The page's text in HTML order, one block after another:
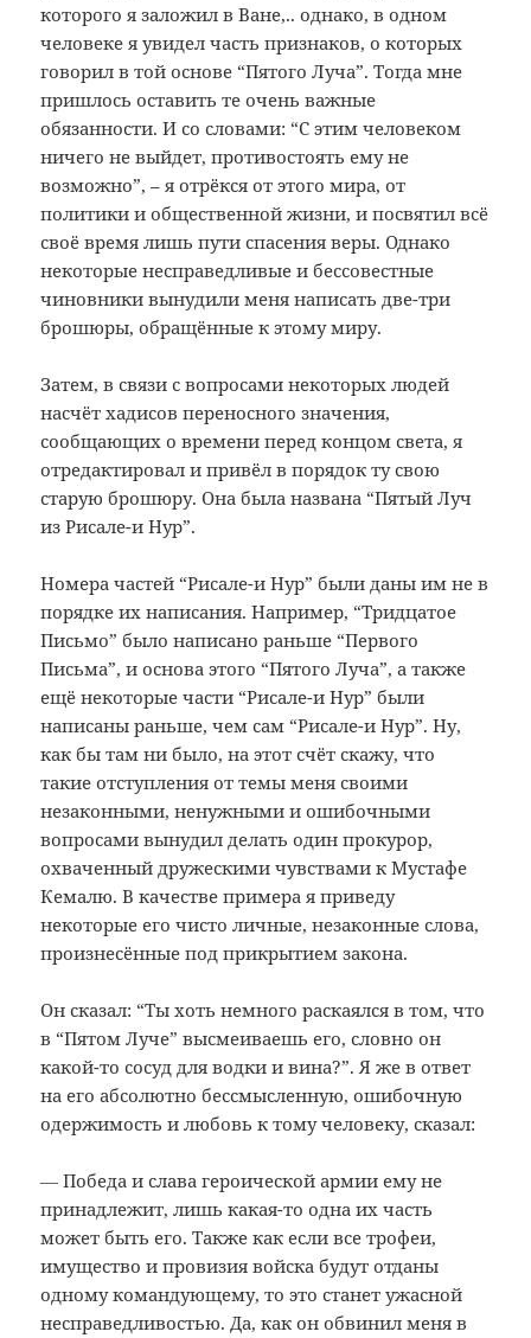
которого я заложил в Ване,.. однако, в одном
человеке я увидел часть признаков, о которых
говорил в той основе “Пятого Луча”. Тогда мне
пришлось оставить те очень важные
обязанности. И со словами: “С этим человеком
ничего не выйдет, противостоять ему не
возможно”, – я отрёкся от этого мира, от
политики и общественной жизни, и посвятил всё
своё время лишь пути спасения веры. Однако
некоторые несправедливые и бессовестные
чиновники вынудили меня написать две-три
брошюры, обращённые к этому миру.
Затем, в связи с вопросами некоторых людей
насчёт хадисов переносного значения,
сообщающих о времени перед концом света, я
отредактировал и привёл в порядок ту свою
старую брошюру. Она была названа “Пятый Луч
из Рисале-и Нур”.
Номера частей “Рисале-и Нур” были даны им не в
порядке их написания. Например, “Тридцатое
Письмо” было написано раньше “Первого
Письма”, и основа этого “Пятого Луча”, а также
ещё некоторые части “Рисале-и Нур” были
написаны раньше, чем сам “Рисале-и Нур”. Ну,
как бы там ни было, на этот счёт скажу, что
такие отступления от темы меня своими
незаконными, ненужными и ошибочными
вопросами вынудил делать один прокурор,
охваченный дружескими чувствами к Мустафе
Кемалю. В качестве примера я приведу
некоторые его чисто личные, незаконные слова,
произнесённые под прикрытием закона.
Он сказал: “Ты хоть немного раскаялся в том, что
в “Пятом Луче” высмеиваешь его, словно он
какой-то сосуд для водки и вина?”. Я же в ответ
на его абсолютно бессмысленную, ошибочную
одержимость и любовь к тому человеку, сказал:
― Победа и слава героической армии ему не
принадлежит, лишь какая-то одна их часть
может быть его. Также как если все трофеи,
имущество и провизия войска будут отданы
одному командующему, то это станет ужасной
несправедливостью. Да, как он обвинил меня в